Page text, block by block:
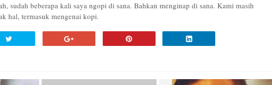
sudah beberapa kali saya ngopi di sana. Bahkan menginap di sana. Kami masih
hal, termasuk mengenai kopi.